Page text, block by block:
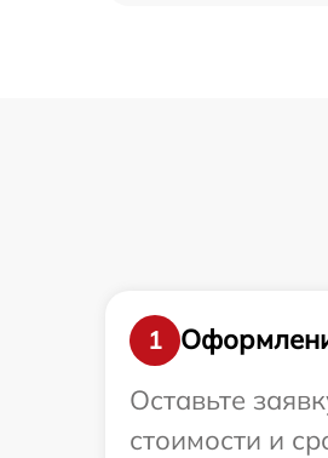
1
Оставьте
стоимости и